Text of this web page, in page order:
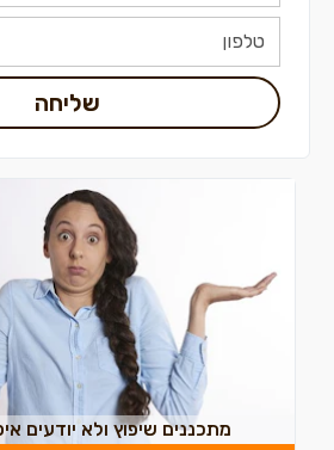
שליחה
מתכננים שיפוץ ולא יודעים